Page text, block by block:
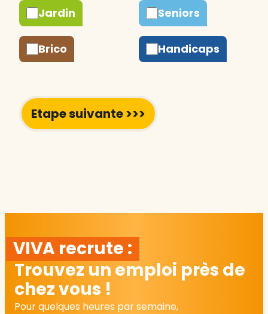
Jardin
Brico
Seniors
Handicaps
VIVA recrute :
Trouvez un emploi près de
chez vous !
Pour quelques heures par semaine,